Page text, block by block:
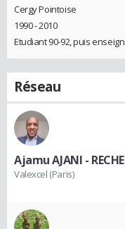
Cergy Pointoise
1990 - 2010
Etudiant 90-92, puis
Réseau
Ajamu AJANI -
Valexcel (Paris)